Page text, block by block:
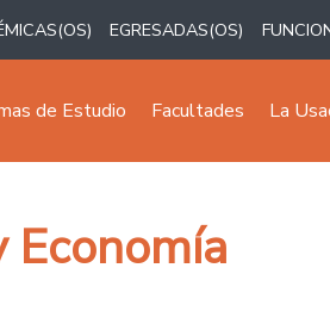
EGRESADAS(OS)
de Estudio Facultades La